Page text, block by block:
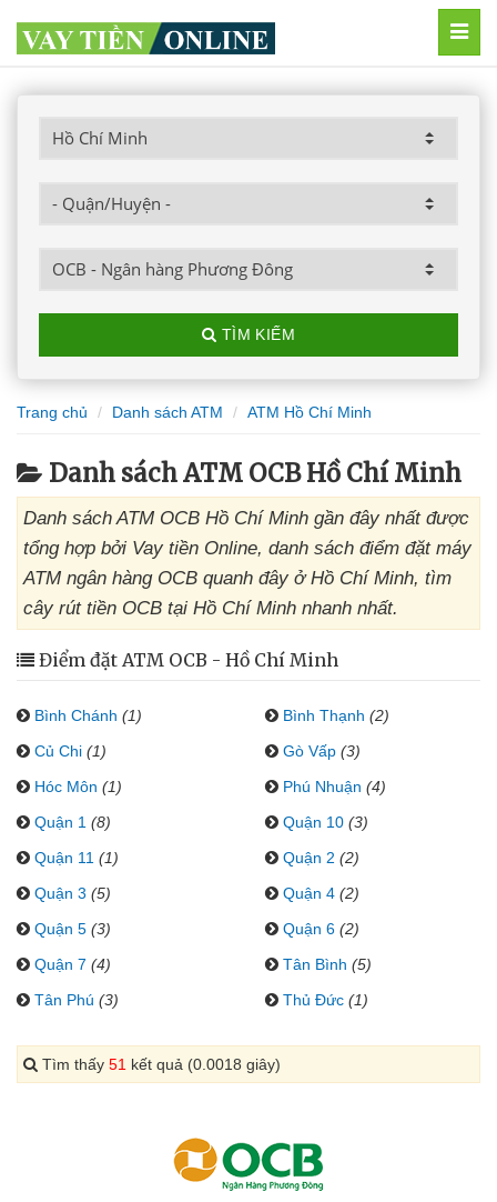
TÌM KIẾM
Trang chủ Danh sách ATM ATM Hồ Chí Minh
Danh sách ATM OCB Hồ Chí Minh
Danh sách ATM OCB Hồ Chí Minh gần đây nhất được
tổng hợp bởi Vay tiền Online, danh sách điểm đặt máy
ATM ngân hàng OCB quanh đây ở Hồ Chí Minh, tìm
cây rút tiền OCB tại Hồ Chí Minh nhanh nhất.
Điểm đặt ATM OCB - Hồ Chí Minh
Bình Chánh (1) Bình Thạnh (2)
Củ Chi (1) Gò Vấp (3)
Hóc Môn (1) Phú Nhuận (4)
Quận 1 (8) Quận 10 (3)
Quận 11 (1) Quận 2 (2)
Quận 3 (5) Quận 4 (2)
Quận 5 (3) Quận 6 (2)
Quận 7 (4) Tân Bình (5)
Tân Phú (3) Thủ Đức (1)
Tìm thấy 51 kết quả (0.0018 giây)